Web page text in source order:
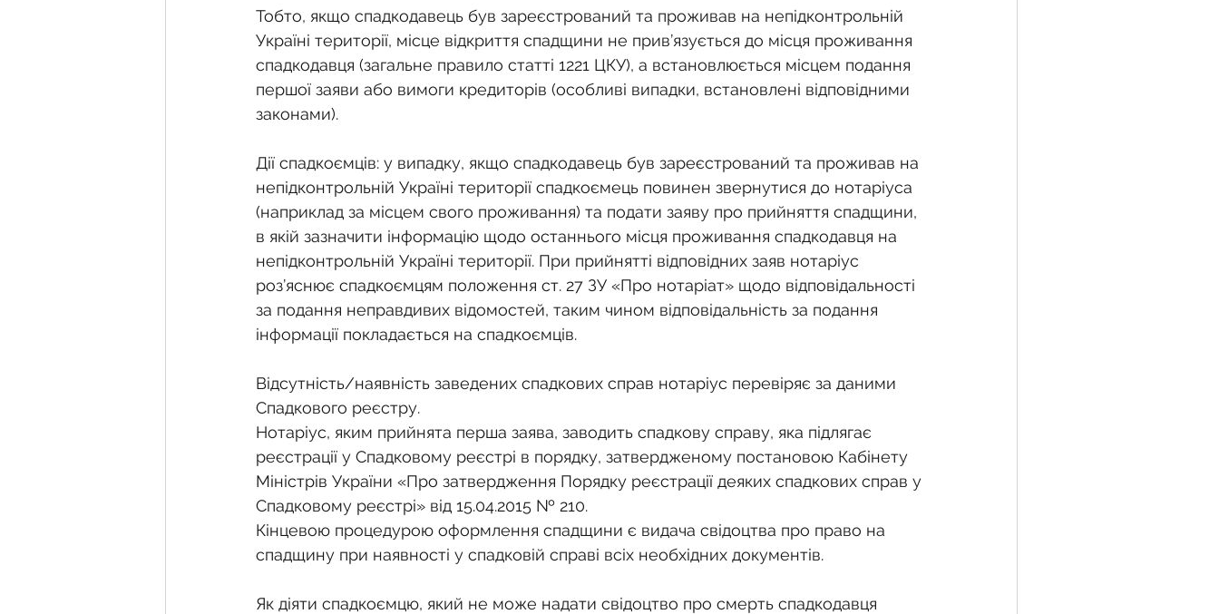
Тобто, якщо спадкодавець був зареєстрований та проживав на непідконтрольній
Україні території, місце відкриття спадщини не прив’язується до місця проживання
спадкодавця (загальне правило статті 1221 ЦКУ), а встановлюється місцем подання
першої заяви або вимоги кредиторів (особливі випадки, встановлені відповідними
законами).
Дії спадкоємців: у випадку, якщо спадкодавець був зареєстрований та проживав на
непідконтрольній Україні території спадкоємець повинен звернутися до нотаріуса
(наприклад за місцем свого проживання) та подати заяву про прийняття спадщини,
в якій зазначити інформацію щодо останнього місця проживання спадкодавця на
непідконтрольній Україні території. При прийнятті відповідних заяв нотаріус
роз’яснює спадкоємцям положення ст. 27 ЗУ «Про нотаріат» щодо відповідальності
за подання неправдивих відомостей, таким чином відповідальність за подання
інформації покладається на спадкоємців.
Відсутність/наявність заведених спадкових справ нотаріус перевіряє за даними
Спадкового реєстру.
Нотаріус, яким прийнята перша заява, заводить спадкову справу, яка підлягає
реєстрації у Спадковому реєстрі в порядку, затвердженому постановою Кабінету
Міністрів України «Про затвердження Порядку реєстрації деяких спадкових справ у
Спадковому реєстрі» від 15.04.2015 № 210.
Кінцевою процедурою оформлення спадщини є видача свідоцтва про право на
спадщину при наявності у спадковій справі всіх необхідних документів.
Як діяти спадкоємцю, який не може надати свідоцтво про смерть спадкодавця